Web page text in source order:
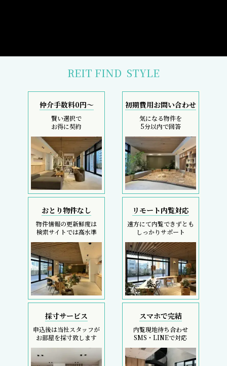
REIT FIND STYLE
仲介手数料0円～
賢い選択で
お得に契約
初期費用お問い合わせ
気になる物件を
5分以内で回答
おとり物件なし
物件情報の更新鮮度は
検索サイトでは高水準
リモート内覧対応
遠方にて内覧できずとも
しっかりサポート
採寸サービス
申込後は当社スタッフが
お部屋を採寸致します
スマホで完結
内覧現地待ち合わせ
SMS・LINEで対応